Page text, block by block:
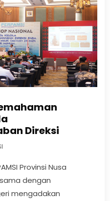
Direksi
Provinsi Nusa
dengan
mengadakan